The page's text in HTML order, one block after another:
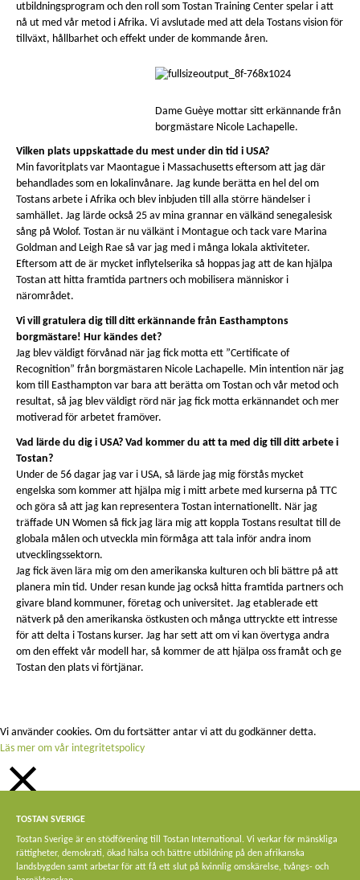
utbildningsprogram och den roll som Tostan Training Center spelar i att
nå ut med vår metod i Afrika. Vi avslutade med att dela Tostans vision för
tillväxt, hållbarhet och effekt under de kommande åren.
Dame Guèye mottar sitt erkännande från
borgmästare Nicole Lachapelle.
Vilken plats uppskattade du mest under din tid i USA?
Min favoritplats var Maontague i Massachusetts eftersom att jag där
behandlades som en lokalinvånare. Jag kunde berätta en hel del om
Tostans arbete i Afrika och blev inbjuden till alla större händelser i
samhället. Jag lärde också 25 av mina grannar en välkänd senegalesisk
sång på Wolof. Tostan är nu välkänt i Montague och tack vare Marina
Goldman and Leigh Rae så var jag med i många lokala aktiviteter.
Eftersom att de är mycket inflytelserika så hoppas jag att de kan hjälpa
Tostan att hitta framtida partners och mobilisera människor i
närområdet.
Vi vill gratulera dig till ditt erkännande från Easthamptons
borgmästare! Hur kändes det?
Jag blev väldigt förvånad när jag fick motta ett ”Certificate of
Recognition” från borgmästaren Nicole Lachapelle. Min intention när jag
kom till Easthampton var bara att berätta om Tostan och vår metod och
resultat, så jag blev väldigt rörd när jag fick motta erkännandet och mer
motiverad för arbetet framöver.
Vad lärde du dig i USA? Vad kommer du att ta med dig till ditt arbete i
Tostan?
Under de 56 dagar jag var i USA, så lärde jag mig förstås mycket
engelska som kommer att hjälpa mig i mitt arbete med kurserna på TTC
och göra så att jag kan representera Tostan internationellt. När jag
träffade UN Women så fick jag lära mig att koppla Tostans resultat till de
globala målen och utveckla min förmåga att tala inför andra inom
utvecklingssektorn.
Jag fick även lära mig om den amerikanska kulturen och bli bättre på att
planera min tid. Under resan kunde jag också hitta framtida partners och
givare bland kommuner, företag och universitet. Jag etablerade ett
nätverk på den amerikanska östkusten och många uttryckte ett intresse
för att delta i Tostans kurser. Jag har sett att om vi kan övertyga andra
om den effekt vår modell har, så kommer de att hjälpa oss framåt och ge
Tostan den plats vi förtjänar.
TOSTAN SVERIGE
Tostan Sverige är en stödförening till Tostan International. Vi verkar för mänskliga
rättigheter, demokrati, ökad hälsa och bättre utbildning på den afrikanska
landsbygden samt arbetar för att få ett slut på kvinnlig omskärelse, tvångs- och
Vi använder cookies. Om du fortsätter antar vi att du godkänner detta.
Läs mer om vår integritetspolicy
STÄNG
Privacy Overview
This website uses cookies to improve your experience while you navigate
through the website. Out of these, the cookies that are categorized as